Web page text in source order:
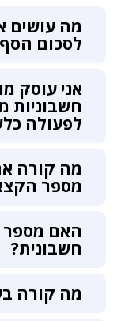
מה עושים
לסכום
אני עוסק
חשבוניות
לפעולה
מה קורה
מספר
האם
חשבונית?
מה קורה